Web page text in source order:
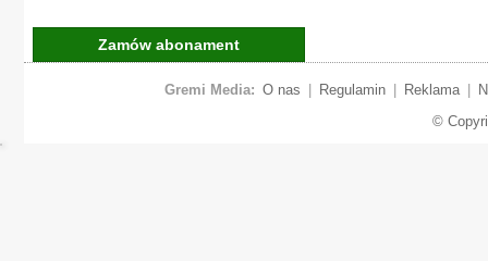
Zamów abonament
Gremi Media: O nas Regulamin Reklama
©